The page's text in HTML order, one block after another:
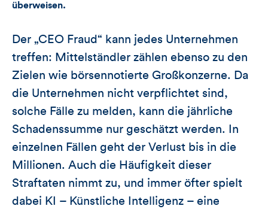
überweisen.
Der „CEO Fraud“ kann jedes Unternehmen
treffen: Mittelständler zählen ebenso zu den
Zielen wie börsennotierte Großkonzerne. Da
die Unternehmen nicht verpflichtet sind,
solche Fälle zu melden, kann die jährliche
Schadenssumme nur geschätzt werden. In
einzelnen Fällen geht der Verlust bis in die
Millionen. Auch die Häufigkeit dieser
Straftaten nimmt zu, und immer öfter spielt
dabei KI – Künstliche Intelligenz – eine